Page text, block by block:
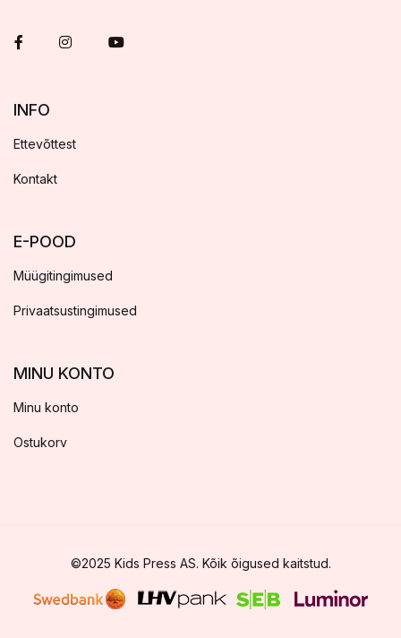
INFO
Ettevõttest
Kontakt
E-POOD
Müügitingimused
Privaatsustingimused
MINU KONTO
Minu konto
Ostukorv
©2025 Kids Press AS. Kõik õigused kaitstud.